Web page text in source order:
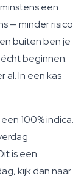
een
— minder risico
buiten ben je
beginnen.
al. In een kas
100% indica.
is een
kijk dan naar